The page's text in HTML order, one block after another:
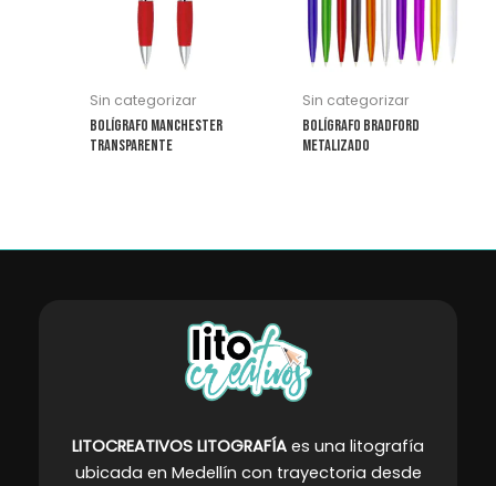
Sin categorizar
Bolígrafo Manchester
Transparente
variantes.
opciones
pueden
elegir
de
Sin categorizar
Bolígrafo Bradford
Metalizado
variantes.
Las
opciones
pueden
elegir
de
LITOCREATIVOS LITOGRAFÍA es una litografía
ubicada en Medellín con trayectoria desde